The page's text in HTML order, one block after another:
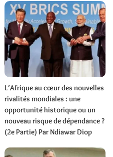
L’Afrique au cœur des nouvelles
rivalités mondiales : une
opportunité historique ou un
nouveau risque de dépendance ?
(2e Partie) Par Ndiawar Diop